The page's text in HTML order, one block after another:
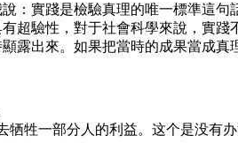
：實踐是檢驗真理的唯一標準這
超驗性，對于社會科學來說，實
露出來。如果把當時的成果當成真
牲一部分人的利益。这个是没有